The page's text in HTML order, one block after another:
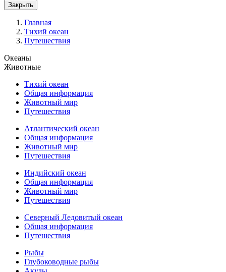
Закрыть
Главная
Тихий океан
Путешествия
Океаны
Животные
Тихий океан
Общая информация
Животный мир
Путешествия
Атлантический океан
Общая информация
Животный мир
Путешествия
Индийский океан
Общая информация
Животный мир
Путешествия
Северный Ледовитый океан
Общая информация
Путешествия
Рыбы
Глубоководные рыбы